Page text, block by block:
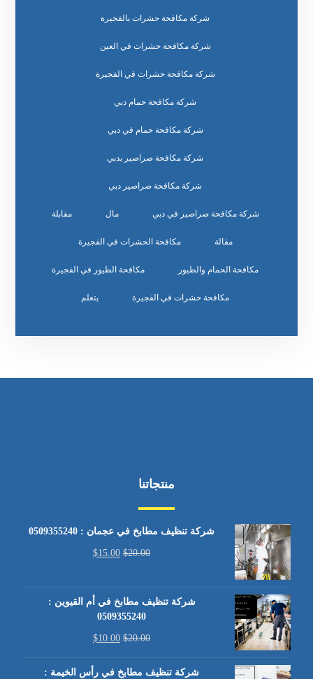
شركة مكافحة حشرات بالفجيرة
شركة مكافحة حشرات في العين
شركة مكافحة حشرات في الفجيرة
شركة مكافحة حمام دبي
شركة مكافحة حمام في دبي
شركة مكافحة صراصير بدبي
شركة مكافحة صراصير دبي
شركة مكافحة صراصير في دبي مال مقابلة
مقالة مكافحة الحشرات في الفجيرة
مكافحة الحمام والطيور مكافحة الطيور في الفجيرة
مكافحة حشرات في الفجيرة يتعلم
منتجاتنا
شركة تنظيف مطابخ في عجمان : 0509355240
$20.00
$15.00
شركة تنظيف مطابخ في أم القيوين :
0509355240
$20.00
$10.00
شركة تنظيف مطابخ في رأس الخيمة :